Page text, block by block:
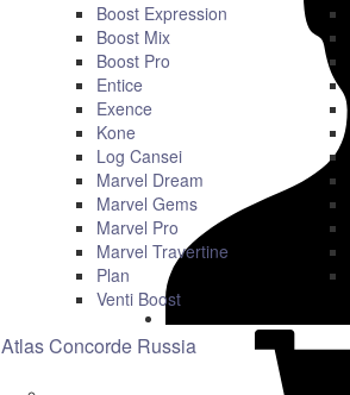
Boost Expression
Boost Mix
Boost Pro
Entice
Exence
Kone
Log Cansei
Marvel Dream
Marvel Gems
Marvel Pro
Marvel Travertine
Plan
Venti Boost
Atlas Concorde Russia